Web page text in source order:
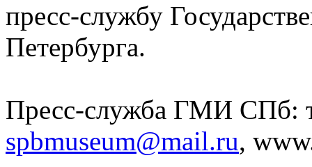
пресс-службу
Петербурга.
Пресс-служба ГМИ СПб:
spbmuseum@mail.ru,